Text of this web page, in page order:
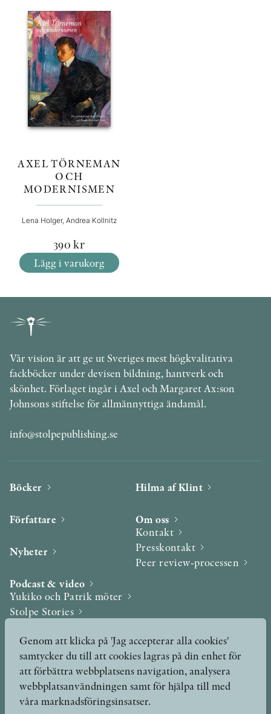
AXEL TÖRNEMAN
OCH
MODERNISMEN
Lena Holger, Andrea Kollnitz
390kr
Lägg i varukorg
Vår vision är att ge ut Sveriges mest högkvalitativa
fackböcker under devisen bildning, hantverk och
skönhet. Förlaget ingår i Axel och Margaret Ax:son
Johnsons stiftelse för allmännyttiga ändamål.
info@stolpepublishing.se
Böcker
Författare
Nyheter
Podcast & video
Yukiko och Patrik möter
Stolpe Stories
Utmärkelser & Format
Utmärkelser
Övriga format
Hilma af Klint
Om oss
Kontakt
Presskontakt
Peer review-processen
Genom att klicka på 'Jag accepterar alla cookies'
samtycker du till att cookies lagras på din enhet för
att förbättra webbplatsens navigation, analysera
webbplatsanvändningen samt för hjälpa till med
våra marknadsföringsinsatser.